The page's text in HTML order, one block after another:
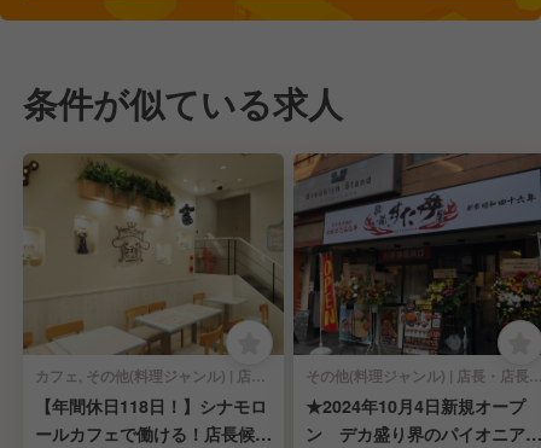
条件が似ている求人
カフェ, その他(料理ジャンル) | 店長・店長候補
【年間休日118日！】シナモロ
ールカフェで働ける！店長候補
その他(料理ジャンル) |
★2024年10月4日新規オープ
ン デカ盛り界のパイオニア